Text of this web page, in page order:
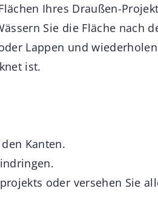
Ihres Draußen-
Sie die Fläche nach
Lappen und
ist.
Kanten.
oder versehen Sie